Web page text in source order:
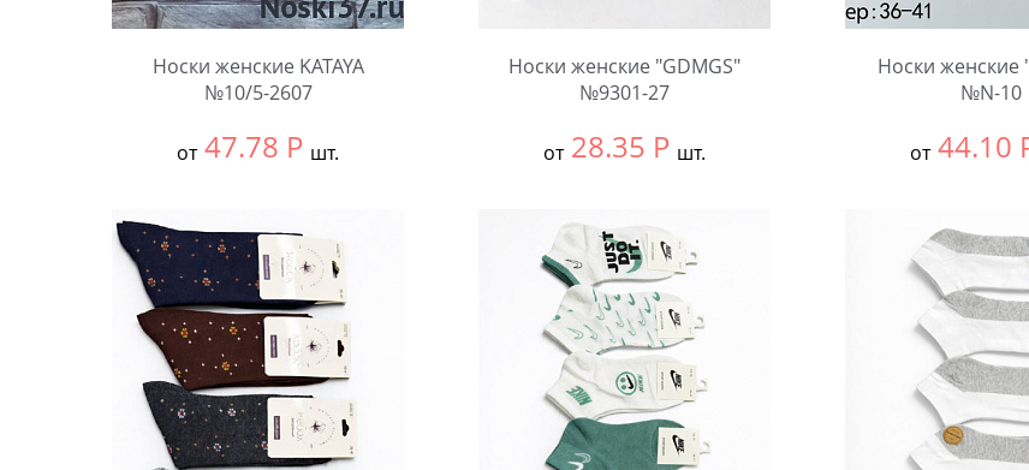
Носки женские KATAYA
№10/5-2607
от 47.78 Р шт.
В упаковке:
10 шт.
Количество:
Носки женские "GDMGS"
№9301-27
от 28.35 Р шт.
В упаковке:
10 шт.
Количество:
Носки
№N-10
от 44.10
В упаковке:
Количество: